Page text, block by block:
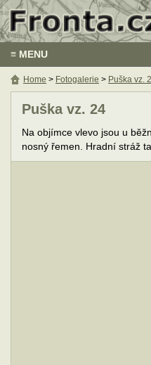
≡ MENU
Puška vz. 24
Na objímce vlevo jsou u
nosný řemen. Hradní stráž
Home > Fotogalerie > Puška vz.